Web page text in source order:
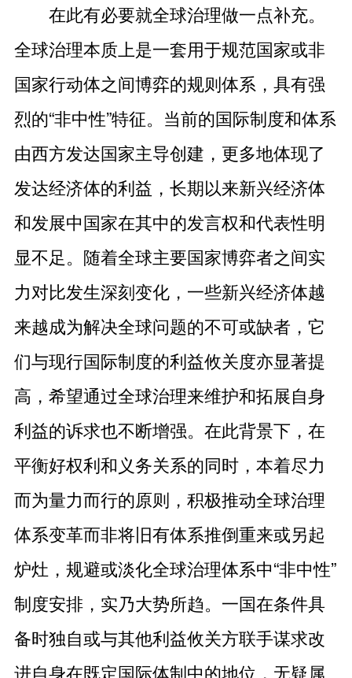
在此有必要就全球治理做一点补充。
全球治理本质上是一套用于规范国家或非
国家行动体之间博弈的规则体系，具有强
烈的“非中性”特征。当前的国际制度和体系
由西方发达国家主导创建，更多地体现了
发达经济体的利益，长期以来新兴经济体
和发展中国家在其中的发言权和代表性明
显不足。随着全球主要国家博弈者之间实
力对比发生深刻变化，一些新兴经济体越
来越成为解决全球问题的不可或缺者，它
们与现行国际制度的利益攸关度亦显著提
高，希望通过全球治理来维护和拓展自身
利益的诉求也不断增强。在此背景下，在
平衡好权利和义务关系的同时，本着尽力
而为量力而行的原则，积极推动全球治理
体系变革而非将旧有体系推倒重来或另起
炉灶，规避或淡化全球治理体系中“非中性”
制度安排，实乃大势所趋。一国在条件具
备时独自或与其他利益攸关方联手谋求改
进自身在既定国际体制中的地位，无疑属